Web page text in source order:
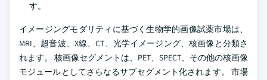
す。
イメージングモダリティに基づく生物学的画像試薬市場は、
MRI、超音波、X線、CT、光学イメージング、核画像と分類さ
れます。 核画像セグメントは、PET、SPECT、その他の核画像
モジュールとしてさらなるサブセグメント化されます。 市場